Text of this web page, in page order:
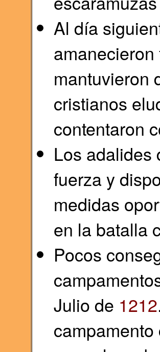
Al día
mantuvieron
cristianos
contentaron
Los adalides
fuerza y
medidas
en la batalla
Pocos
Julio de 1212